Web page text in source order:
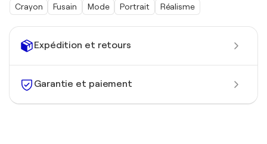
Expédition et retours
Garantie et paiement
Crayon Fusain Mode Portrait Réalisme